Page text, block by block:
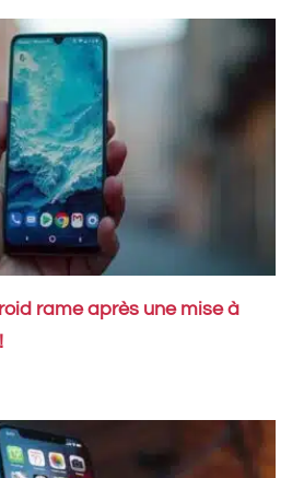
rame après une mise à